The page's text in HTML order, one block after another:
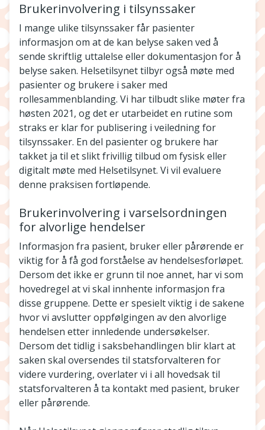
Brukerinvolvering i tilsynssaker
I mange ulike tilsynssaker får pasienter
informasjon om at de kan belyse saken ved å
sende skriftlig uttalelse eller dokumentasjon for å
belyse saken. Helsetilsynet tilbyr også møte med
pasienter og brukere i saker med
rollesammenblanding. Vi har tilbudt slike møter fra
høsten 2021, og det er utarbeidet en rutine som
straks er klar for publisering i veiledning for
tilsynssaker. En del pasienter og brukere har
takket ja til et slikt frivillig tilbud om fysisk eller
digitalt møte med Helsetilsynet. Vi vil evaluere
denne praksisen fortløpende.
Brukerinvolvering i varselsordningen
for alvorlige hendelser
Informasjon fra pasient, bruker eller pårørende er
viktig for å få god forståelse av hendelsesforløpet.
Dersom det ikke er grunn til noe annet, har vi som
hovedregel at vi skal innhente informasjon fra
disse gruppene. Dette er spesielt viktig i de sakene
hvor vi avslutter oppfølgingen av den alvorlige
hendelsen etter innledende undersøkelser.
Dersom det tidlig i saksbehandlingen blir klart at
saken skal oversendes til statsforvalteren for
videre vurdering, overlater vi i all hovedsak til
statsforvalteren å ta kontakt med pasient, bruker
eller pårørende.